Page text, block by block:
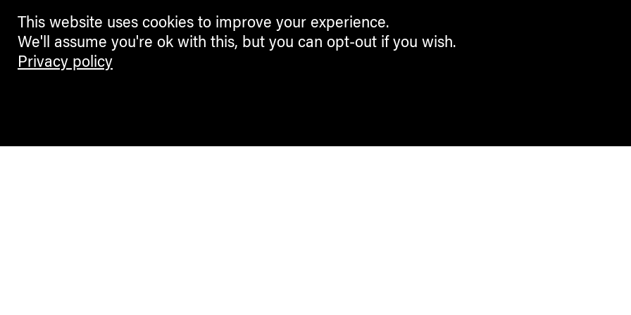
This website uses cookies to improve your experience.
We'll assume you're ok with this, but you can opt-out if you wish.
Privacy policy